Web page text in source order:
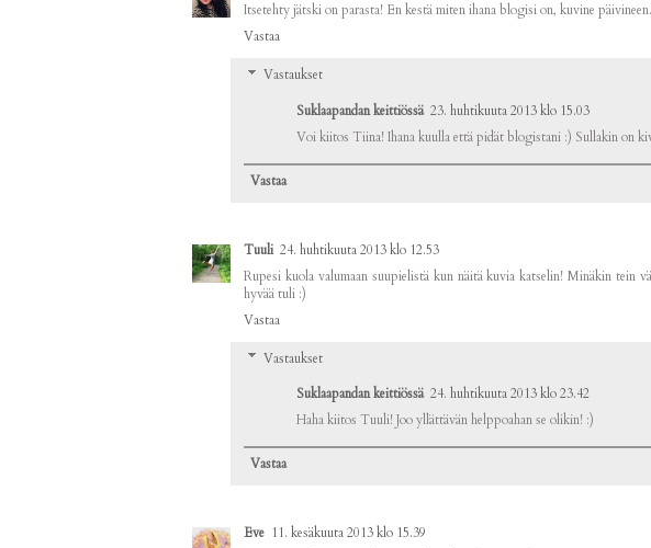
Itsetehty jätski on parasta! En kestä miten ihana blogisi on, kuvine
Vastaa
Vastaukset
Suklaapandan keittiössä 23. huhtikuuta 2013 klo 15.03
Voi kiitos Tiina! Ihana kuulla että pidät blogistani :) Sullakin on
Vastaa
Tuuli 24. huhtikuuta 2013 klo 12.53
Rupesi kuola valumaan suupielistä kun näitä kuvia katselin! Minäkin tein
hyvää tuli :)
Vastaa
Vastaukset
Suklaapandan keittiössä 24. huhtikuuta 2013 klo 23.42
Haha kiitos Tuuli! Joo yllättävän helppoahan se olikin! :)
Vastaa
Eve 11. kesäkuuta 2013 klo 15.39